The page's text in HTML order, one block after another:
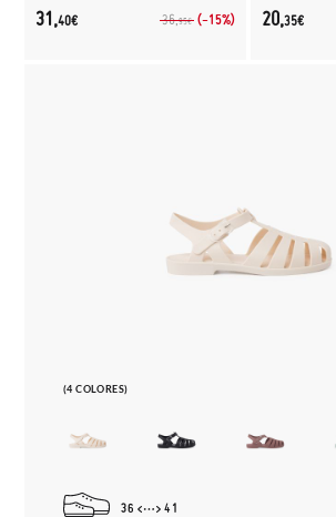
36,95€ (-15%)
31,40€ 20,35€
(4 COLORES)
36 41